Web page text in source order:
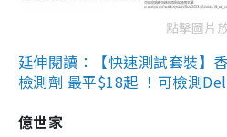
點擊圖片
延伸閱讀：【快速測試套裝】
檢測劑 最平$18起 ！可檢測
億世家